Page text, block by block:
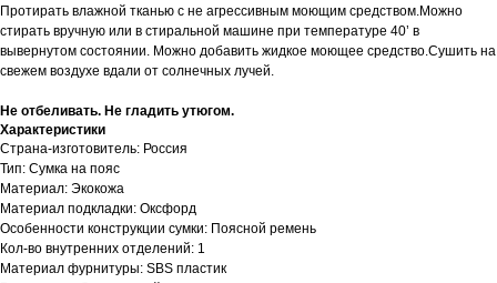
Протирать влажной тканью с не агрессивным моющим средством.Можно
стирать вручную или в стиральной машине при температуре 40’ в
вывернутом состоянии. Можно добавить жидкое моющее средство.Сушить на
свежем воздухе вдали от солнечных лучей.
Не отбеливать. Не гладить утюгом.
Характеристики
Страна-изготовитель: Россия
Тип: Сумка на пояс
Материал: Экокожа
Материал подкладки: Оксфорд
Особенности конструкции сумки: Поясной ремень
Кол-во внутренних отделений: 1
Материал фурнитуры: SBS пластик